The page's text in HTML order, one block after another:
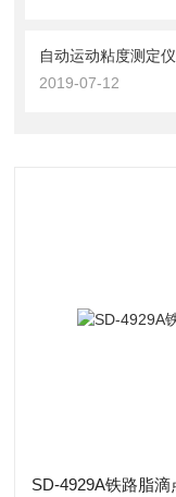
自动运动粘度测定
2019-07-12
SD-4929A铁路脂